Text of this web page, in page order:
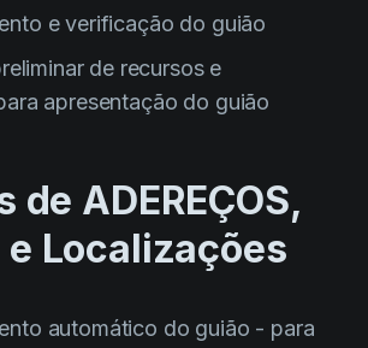
e verificação do guião
de recursos e
apresentação do guião
de ADEREÇOS,
e Localizações
automático do guião - para